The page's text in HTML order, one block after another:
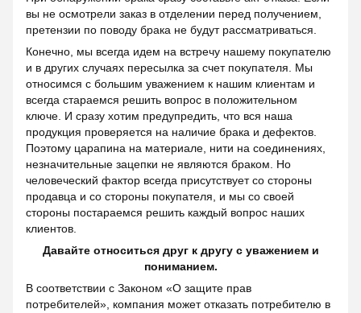
вы не осмотрели заказ в отделении перед получением,
претензии по поводу брака не будут рассматриваться.
Конечно, мы всегда идем на встречу нашему покупателю
и в других случаях пересылка за счет покупателя. Мы
относимся с большим уважением к нашим клиентам и
всегда стараемся решить вопрос в положительном
ключе. И сразу хотим предупредить, что вся наша
продукция проверяется на наличие брака и дефектов.
Поэтому царапина на материале, нити на соединениях,
незначительные зацепки не являются браком. Но
человеческий фактор всегда присутствует со стороны
продавца и со стороны покупателя, и мы со своей
стороны постараемся решить каждый вопрос наших
клиентов.
Давайте относиться друг к другу с уважением и
пониманием.
В соответствии с Законом «О защите прав
потребителей», компания может отказать потребителю в